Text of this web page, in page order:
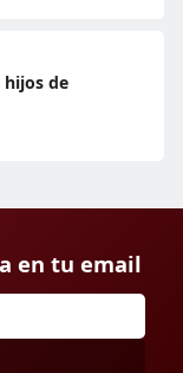
hijos de
en tu email